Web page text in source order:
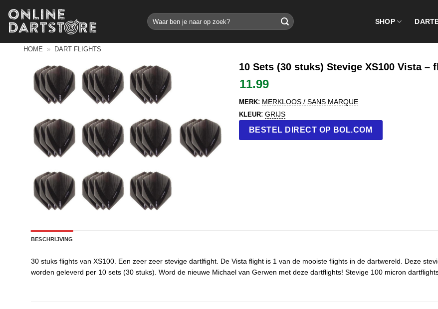
naar
inhoud
Zoeken
naar:
SHOP
HOME » DART FLIGHTS
10 Sets (30 stuks) Stevige XS100 Vista
11.99
MERK: MERKLOOS / SANS MARQUE
KLEUR: GRIJS
BESTEL DIRECT OP BOL.COM
BESCHRIJVING
30 stuks flights van XS100. Een zeer zeer stevige dartlfight. De Vista flight is 1 van de mooiste flights in de dartwereld. Deze
worden geleverd per 10 sets (30 stuks). Word de nieuwe Michael van Gerwen met deze dartflights! Stevige 100 micron